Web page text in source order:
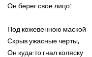
Он берег свое лицо:
Под кожевенною маской
Скрыв ужасные черты,
Он куда-то гнал коляску